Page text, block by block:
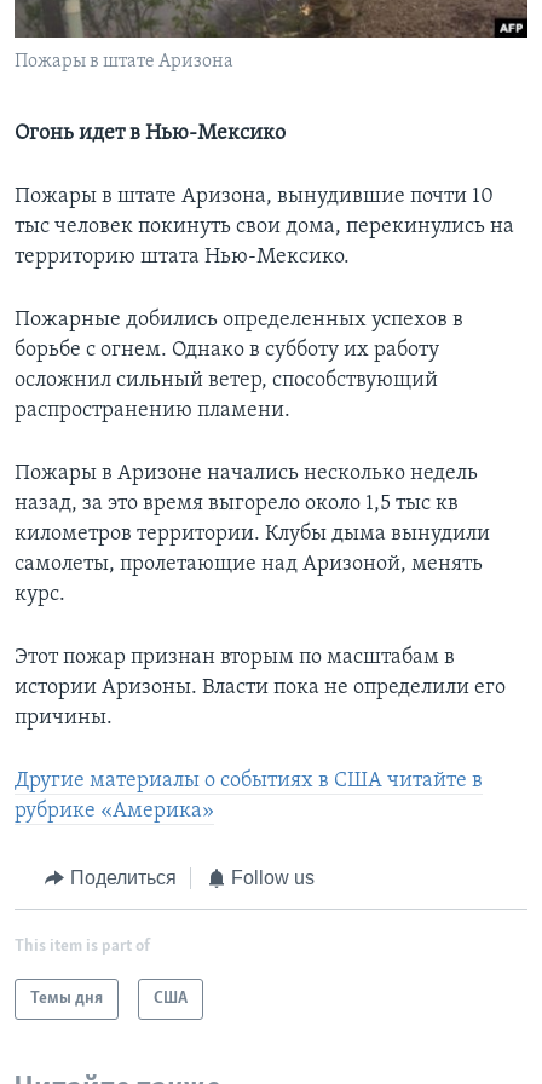
Learning English
Языки
Пожары в штате Аризона
Огонь идет в Нью-Мексико
Пожары в штате Аризона, вынудившие почти 10
тыс человек покинуть свои дома, перекинулись на
территорию штата Нью-Мексико.
Пожарные добились определенных успехов в
борьбе с огнем. Однако в субботу их работу
осложнил сильный ветер, способствующий
распространению пламени.
Пожары в Аризоне начались несколько недель
назад, за это время выгорело около 1,5 тыс кв
километров территории. Клубы дыма вынудили
самолеты, пролетающие над Аризоной, менять
курс.
Этот пожар признан вторым по масштабам в
истории Аризоны. Власти пока не определили его
причины.
Другие материалы о событиях в США читайте в
рубрике «Америка»
Поделиться Follow us
This item is part of
Темы дня США